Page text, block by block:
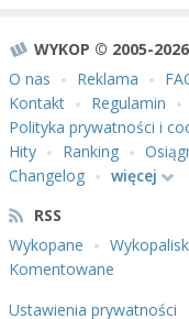
WYKOP © 2005-2026
O nas
Reklama
Kontakt
Regulamin
Polityka prywatności i
Hity
Ranking
Changelog
więcej
RSS
Wykopane
Komentowane
Ustawienia prywatności